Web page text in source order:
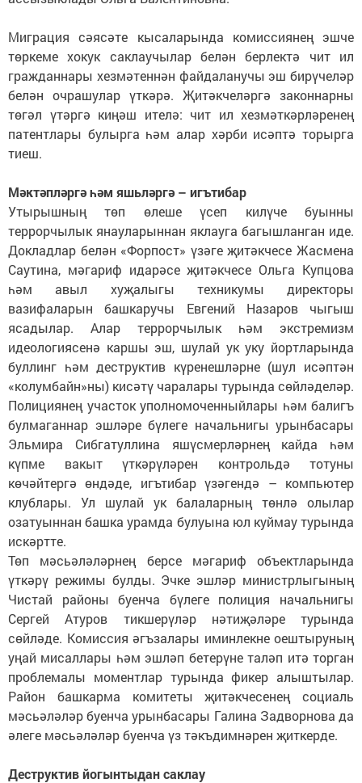
Миграция сәясәте кысаларында комиссиянең эшче
төркеме хокук саклаучылар белән берлектә чит ил
гражданнары хезмәтеннән файдаланучы эш бирүчеләр
белән очрашулар үткәрә. Җитәкчеләргә законнарны
төгәл үтәргә киңәш ителә: чит ил хезмәткәрләренең
патентлары булырга һәм алар хәрби исәптә торырга
тиеш.
Мәктәпләргә һәм яшьләргә– игътибар
Утырышның төп өлеше үсеп килүче буынны
террорчылык янауларыннан яклауга багышланган иде.
Докладлар белән «Форпост» үзәге җитәкчесе Жасмена
Саутина, мәгариф идарәсе җитәкчесе Ольга Купцова
һәм авыл хуҗалыгы техникумы директоры
вазифаларын башкаручы Евгений Назаров чыгыш
ясадылар. Алар террорчылык һәм экстремизм
идеологиясенә каршы эш, шулай ук уку йортларында
буллинг һәм деструктив күренешләрне (шул исәптән
«колумбайн»ны) кисәтү чаралары турында сөйләделәр.
Полициянең участок уполномоченныйлары һәм балигъ
булмаганнар эшләре бүлеге начальнигы урынбасары
Эльмира Сибгатуллина яшүсмерләрнең кайда һәм
күпме вакыт үткәрүләрен контрольдә тотуны
көчәйтергә өндәде, игътибар үзәгендә – компьютер
клублары. Ул шулай ук балаларның төнлә олылар
озатуыннан башка урамда булуына юл куймау турында
искәртте.
Төп мәсьәләләрнең берсе мәгариф объектларында
үткәрү режимы булды. Эчке эшләр министрлыгының
Чистай районы буенча бүлеге полиция начальнигы
Сергей Атуров тикшерүләр нәтиҗәләре турында
сөйләде. Комиссия әгъзалары иминлекне оештыруның
уңай мисаллары һәм эшләп бетерүне таләп итә торган
проблемалы моментлар турында фикер алыштылар.
Район башкарма комитеты җитәкчесенең социаль
мәсьәләләр буенча урынбасары Галина Задворнова да
әлеге мәсьәләләр буенча үз тәкъдимнәрен җиткерде.
Деструктив йогынтыдан саклау